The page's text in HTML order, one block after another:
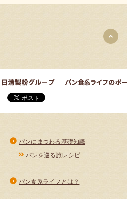
パンにまつわる基礎知識
パンを巡る旅レシピ
パン食系ライフとは？